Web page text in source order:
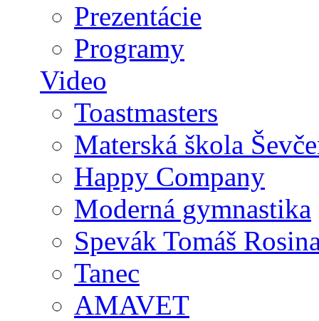
Prezentácie
Programy
Video
Toastmasters
Materská škola
Happy Company
Moderná gymnastika
Spevák Tomáš
Tanec
AMAVET